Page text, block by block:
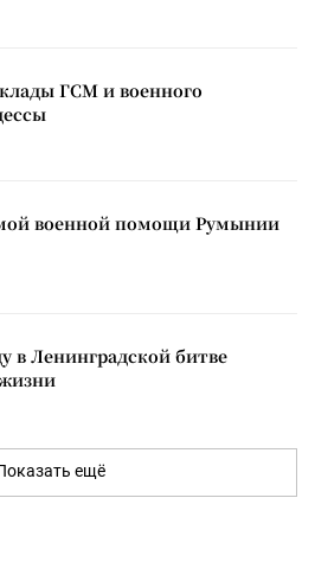
ГСМ и военного
военной помощи Румынии
в Ленинградской битве
ещё